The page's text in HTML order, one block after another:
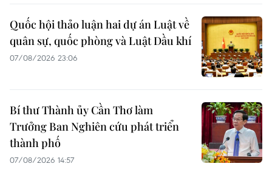
Quốc hội thảo luận hai dự án Luật về
quân sự, quốc phòng và Luật Dầu khí
07/08/2026 23:06
Bí thư Thành ủy Cần Thơ làm
Trưởng Ban Nghiên cứu phát triển
thành phố
07/08/2026 14:57